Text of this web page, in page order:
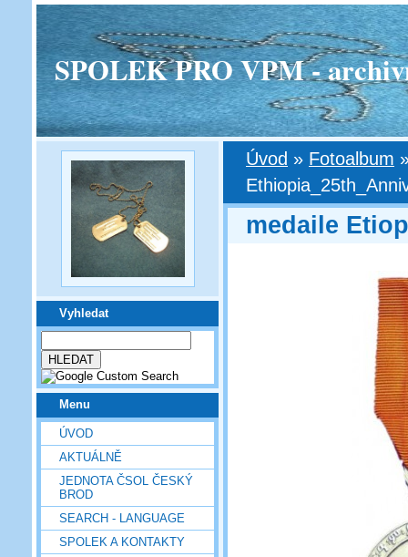
SPOLEK PRO VPM -
Vyhledat
Menu
ÚVOD
AKTUÁLNĚ
JEDNOTA ČSOL ČESKÝ
BROD
SEARCH - LANGUAGE
SPOLEK A KONTAKTY
Úvod » Fotoalbum
medaile